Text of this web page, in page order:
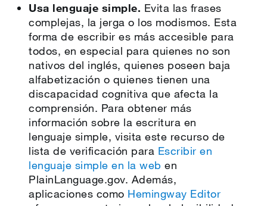
Usa lenguaje simple. Evita las frases
complejas, la jerga o los modismos. Esta
forma de escribir es más accesible para
todos, en especial para quienes no son
nativos del inglés, quienes poseen baja
alfabetización o quienes tienen una
discapacidad cognitiva que afecta la
comprensión. Para obtener más
información sobre la escritura en
lenguaje simple, visita este recurso de
lista de verificación para Escribir en
lenguaje simple en la web en
PlainLanguage.gov. Además,
aplicaciones como Hemingway Editor